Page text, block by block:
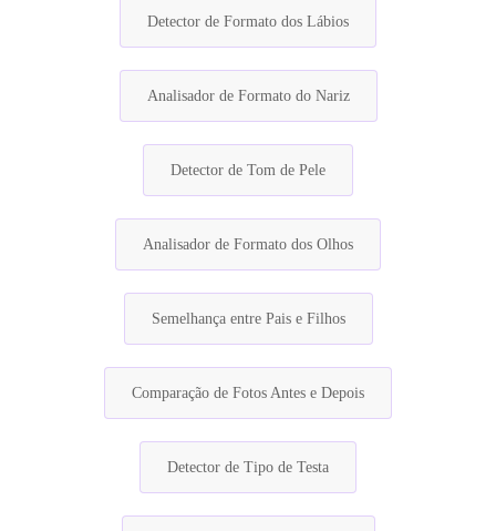
Detector de Formato dos Lábios
Analisador de Formato do Nariz
Detector de Tom de Pele
Analisador de Formato dos Olhos
Semelhança entre Pais e Filhos
Comparação de Fotos Antes e Depois
Detector de Tipo de Testa